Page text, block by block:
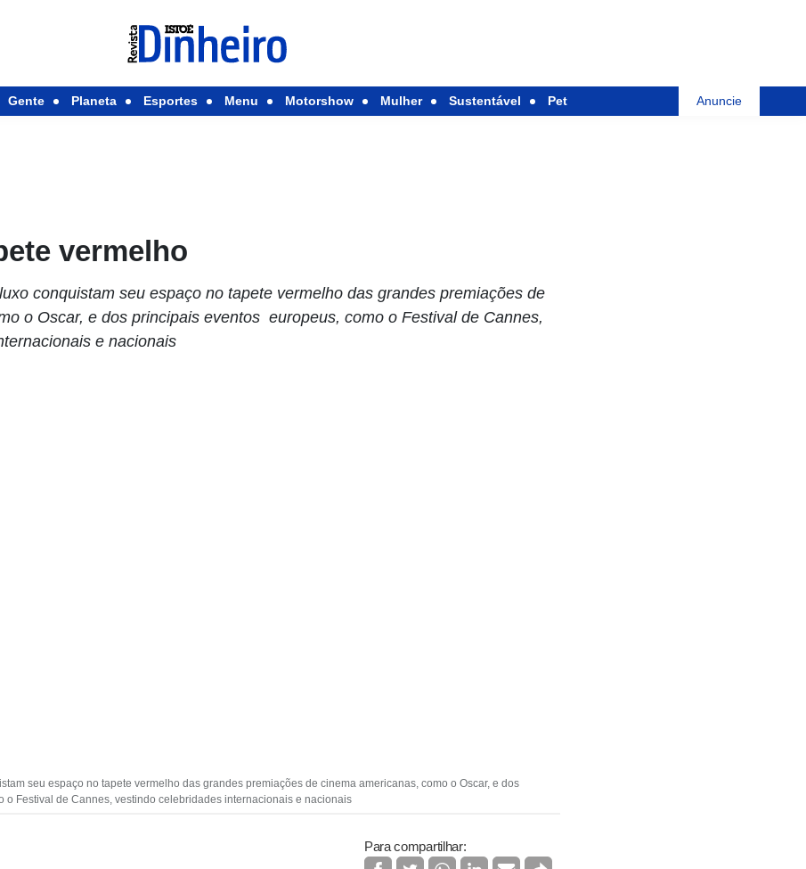
Gente Planeta Esportes Menu Motorshow Mulher Sustentável Pet Anuncie
vermelho
conquistam seu espaço no tapete vermelho das grandes premiações de
o Oscar, e dos principais eventos europeus, como o Festival de Cannes,
e nacionais
seu espaço no tapete vermelho das grandes premiações de cinema americanas, como o Oscar, e dos
o Festival de Cannes, vestindo celebridades internacionais e nacionais
Para compartilhar: